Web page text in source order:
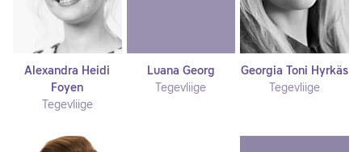
Alexandra Heidi
Foyen
Tegevliige
Luana Georg
Tegevliige
Georgia Toni Hyrkäs
Tegevliige